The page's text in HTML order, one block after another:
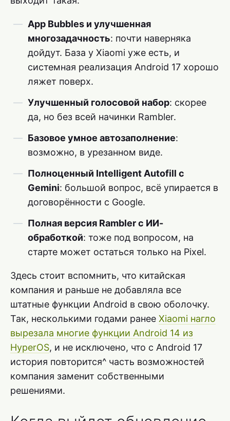
App Bubbles и улучшенная
многозадачность: почти наверняка
дойдут. База у Xiaomi уже есть, и
системная реализация Android 17 хорошо
ляжет поверх.
Улучшенный голосовой набор: скорее
да, но без всей начинки Rambler.
Базовое умное автозаполнение:
возможно, в урезанном виде.
Полноценный Intelligent Autofill с
Gemini: большой вопрос, всё упирается в
договорённости с Google.
Полная версия Rambler с ИИ-
обработкой: тоже под вопросом, на
старте может остаться только на Pixel.
Здесь стоит вспомнить, что китайская
компания и раньше не добавляла все
штатные функции Android в свою оболочку.
Так, несколькими годами ранее Xiaomi нагло
вырезала многие функции Android 14 из
HyperOS, и не исключено, что с Android 17
история повторится^ часть возможностей
компания заменит собственными
решениями.